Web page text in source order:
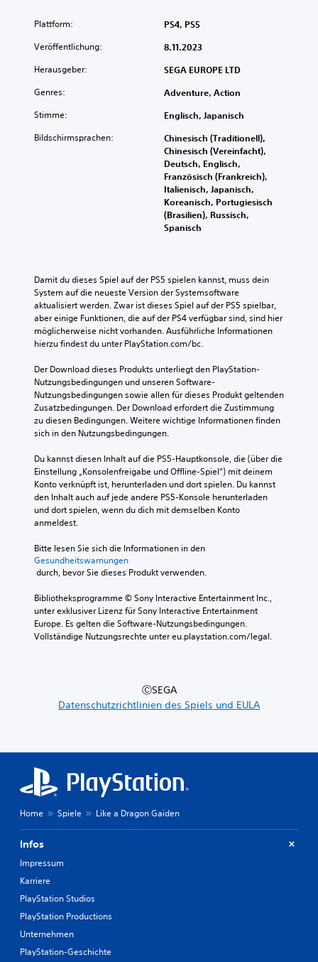
Plattform: PS4, PS5
Veröffentlichung: 8.11.2023
Herausgeber: SEGA EUROPE LTD
Genres: Adventure, Action
Stimme: Englisch, Japanisch
Bildschirmsprachen:
Chinesisch (Traditionell),
Chinesisch (Vereinfacht),
Deutsch, Englisch,
Französisch (Frankreich),
Italienisch, Japanisch,
Koreanisch, Portugiesisch
(Brasilien), Russisch,
Spanisch
Damit du dieses Spiel auf der PS5 spielen kannst, muss dein
System auf die neueste Version der Systemsoftware
aktualisiert werden. Zwar ist dieses Spiel auf der PS5 spielbar,
aber einige Funktionen, die auf der PS4 verfügbar sind, sind hier
möglicherweise nicht vorhanden. Ausführliche Informationen
hierzu findest du unter PlayStation.com/bc.
Der Download dieses Produkts unterliegt den PlayStation-
Nutzungsbedingungen und unseren Software-
Nutzungsbedingungen sowie allen für dieses Produkt geltenden
Zusatzbedingungen. Der Download erfordert die Zustimmung
zu diesen Bedingungen. Weitere wichtige Informationen finden
sich in den Nutzungsbedingungen.
Du kannst diesen Inhalt auf die PS5-Hauptkonsole, die (über die
Einstellung „Konsolenfreigabe und Offline-Spiel“) mit deinem
Konto verknüpft ist, herunterladen und dort spielen. Du kannst
den Inhalt auch auf jede andere PS5-Konsole herunterladen
und dort spielen, wenn du dich mit demselben Konto
anmeldest.
Bitte lesen Sie sich die Informationen in den
Gesundheitswarnungen
durch, bevor Sie dieses Produkt verwenden.
Bibliotheksprogramme © Sony Interactive Entertainment Inc.,
unter exklusiver Lizenz für Sony Interactive Entertainment
Europe. Es gelten die Software-Nutzungsbedingungen.
Vollständige Nutzungsrechte unter eu.playstation.com/legal.
ⒸSEGA
Datenschutzrichtlinien des Spiels und EULA
Home Spiele Like a Dragon Gaiden
Infos
Impressum
Karriere
PlayStation Studios
PlayStation Productions
Unternehmen
PlayStation-Geschichte